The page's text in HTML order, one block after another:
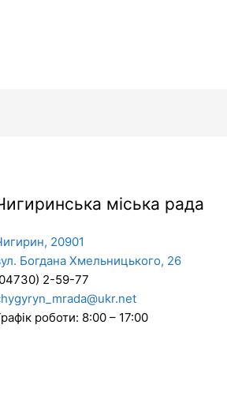
міська рада
20901
Богдана Хмельницького, 26
2-59-77
роботи: 8:00 – 17:00